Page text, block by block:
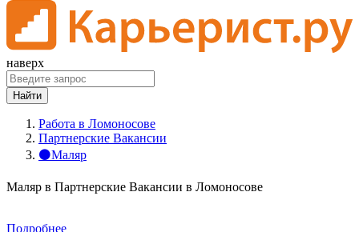
наверх
Найти
Работа в Ломоносове
Партнерские Вакансии
⚫Маляр
Маляр в Партнерские Вакансии в Ломоносове
Подробнее